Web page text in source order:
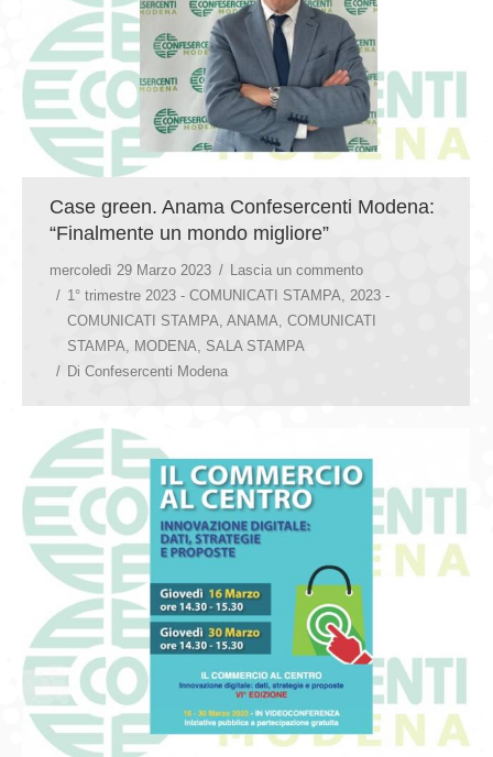
Case green. Anama Confesercenti Modena:
“Finalmente un mondo migliore”
mercoledì 29 Marzo 2023
Lascia un commento
1° trimestre 2023 - COMUNICATI STAMPA, 2023 -
COMUNICATI STAMPA, ANAMA, COMUNICATI
STAMPA, MODENA, SALA STAMPA
Di Confesercenti Modena